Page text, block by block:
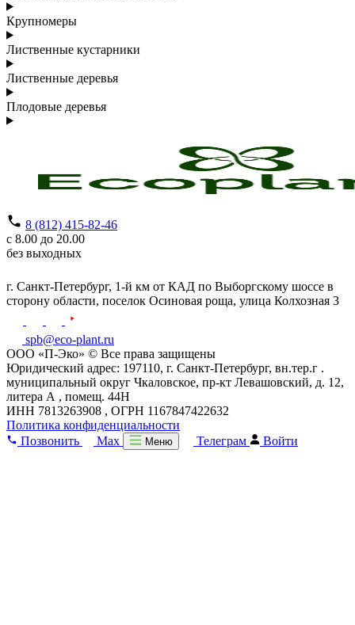
Крупномеры
Лиственные кустарники
Лиственные деревья
Плодовые деревья
8 (812) 415-82-46
с 8.00 до 20.00
без выходных
г. Санкт-Петербург, 1-й км от КАД по Выборгскому шоссе в
сторону области, поселок Осиновая роща, улица Колхозная 3
spb@eco-plant.ru
ООО «П-Эко» © Все права защищены
Юридический адрес: 197110, г. Санкт-Петербург, вн.тер.г .
муниципальный округ Чкаловское, пр-кт Левашовский, д. 12,
литера А , помещ. 44Н
ИНН 7813263908 , ОГРН 1167847422632
Политика конфиденциальности
Позвонить
Max Меню Телеграм Войти